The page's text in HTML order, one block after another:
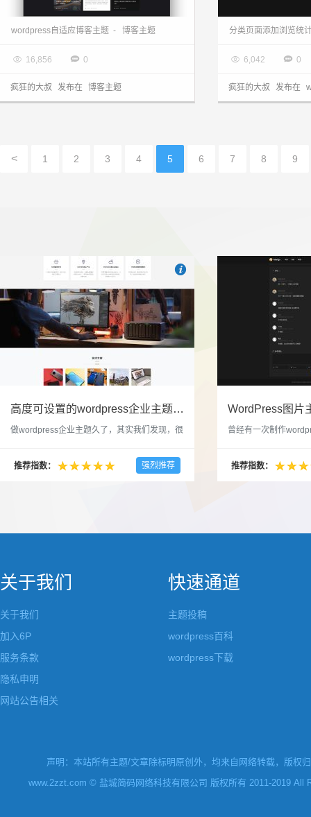
wordpress自媒体博客主题—B4
wordpress自适应博客主题 - 博客主题
 16,856  0
疯狂的大叔 发布在 博客主题
WordPress 给分
分类页面添加浏览统
 6,042  0
疯狂的大叔 发布在
< 1 2 3 4 5 6 7 8 9
 吧
高度可设置的wordpress企业主题indigo分享
做wordpress企业主题久了，其实我们发现，很
配色和元素细节。为此我们创造了一个高可设
置，并且模块可以重复利用的wordpress企业主
推荐指数： 强烈推荐
曾经有一次制作
分享站也行，说是分
推荐指数：
关于我们
关于我们
加入6P
服务条款
隐私申明
网站公告相关
快速通道
主题投稿
wordpress百科
wordpress下载
声明：本站所有主题/文章除标明原创外，均来自网络转载，版权
www.2zzt.com © 盐城简码网络科技有限公司 版权所有 2011-2019